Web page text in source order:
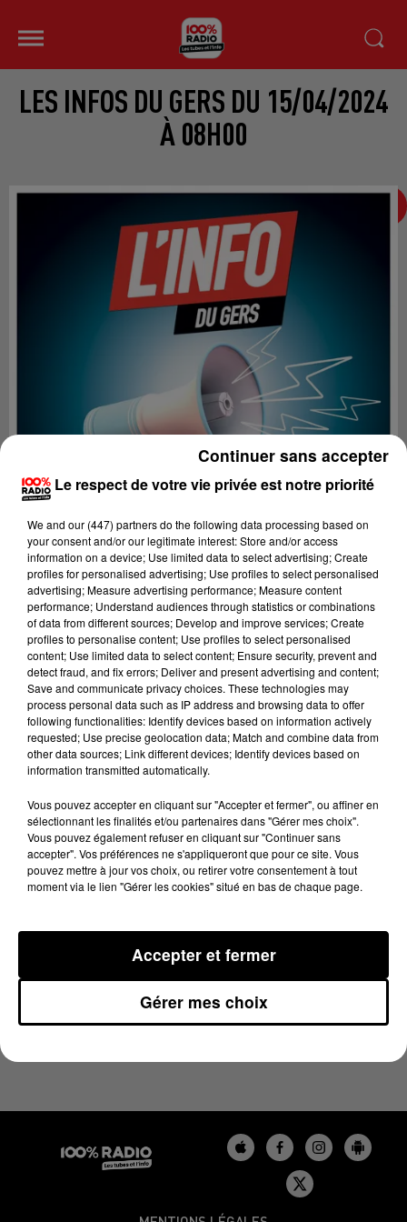
LES INFOS DU GERS DU 15/04/2024
À 08H00
Lecture (4 min 24 sec)
100%
15 avril 2024 - 4 min 24 sec
LES INFOS DU GERS DU 15/04/2024 À 08H00
Le respect de votre vie privée est notre priorité
We and our (447) partnersdo the following data processing based on
your consent and/or our legitimate interest: Store and/or access
information on a device; Use limited data to select advertising; Create
profiles for personalised advertising; Use profiles to select personalised
advertising; Measure advertising performance; Measure content
performance; Understand audiences through statistics or combinations
of data from different sources; Develop and improve services; Create
profiles to personalise content; Use profiles to select personalised
content; Use limited data to select content; Ensure security, prevent and
detect fraud, and fix errors; Deliver and present advertising and content;
Save and communicate privacy choices. These technologies may
process personal data such as IP address and browsing data to offer
following functionalities: Identify devices based on information actively
requested; Use precise geolocation data; Match and combine data from
other data sources; Link different devices; Identify devices based on
information transmitted automatically.
Vous pouvez accepter en cliquant sur "Accepter et fermer", ou affiner en
sélectionnant les finalités et/ou partenaires dans "Gérer mes choix".
Vous pouvez également refuser en cliquant sur "Continuer sans
accepter". Vos préférences ne s'appliqueront que pour ce site. Vous
pouvez mettre à jour vos choix, ou retirer votre consentement à tout
moment via le lien "Gérer les cookies" situé en bas de chaque page.
Gérer mes choix
Accepter et fermer
Continuer sans accepter